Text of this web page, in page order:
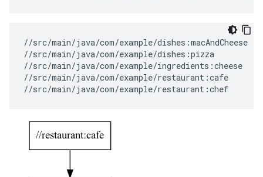
//src/main/java/com/example/dishes:macAndCheese
//src/main/java/com/example/dishes:pizza
//src/main/java/com/example/ingredients:cheese
//src/main/java/com/example/restaurant:cafe